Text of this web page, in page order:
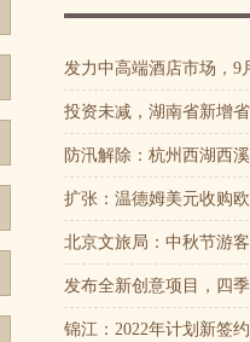
发力中高端酒店市场，9
投资未减，湖南省新增
防汛解除：杭州西湖西
扩张：温德姆美元收购
北京文旅局：中秋节游
发布全新创意项目，四
锦江：2022年计划新签